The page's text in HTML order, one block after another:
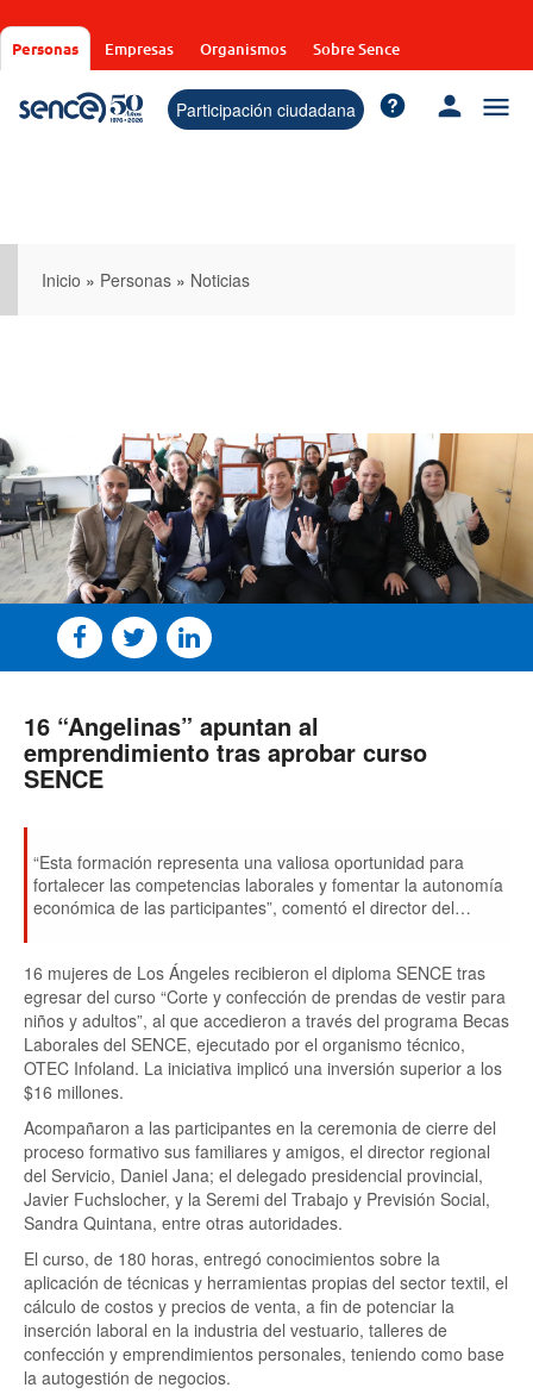
al
contenido
Personas Empresas Organismos Sobre Sence
Participación ciudadana
Inicio » Personas » Noticias
16 “Angelinas” apuntan al
emprendimiento tras aprobar curso
SENCE
“Esta formación representa una valiosa oportunidad para
fortalecer las competencias laborales y fomentar la autonomía
económica de las participantes”, comentó el director del
16 mujeres de Los Ángeles recibieron el diploma SENCE tras
egresar del curso “Corte y confección de prendas de vestir para
niños y adultos”, al que accedieron a través del programa Becas
Laborales del SENCE, ejecutado por el organismo técnico,
OTEC Infoland. La iniciativa implicó una inversión superior a los
$16 millones.
Acompañaron a las participantes en la ceremonia de cierre del
proceso formativo sus familiares y amigos, el director regional
del Servicio, Daniel Jana; el delegado presidencial provincial,
Javier Fuchslocher, y la Seremi del Trabajo y Previsión Social,
Sandra Quintana, entre otras autoridades.
El curso, de 180 horas, entregó conocimientos sobre la
aplicación de técnicas y herramientas propias del sector textil, el
cálculo de costos y precios de venta, a fin de potenciar la
inserción laboral en la industria del vestuario, talleres de
confección y emprendimientos personales, teniendo como base
la autogestión de negocios.